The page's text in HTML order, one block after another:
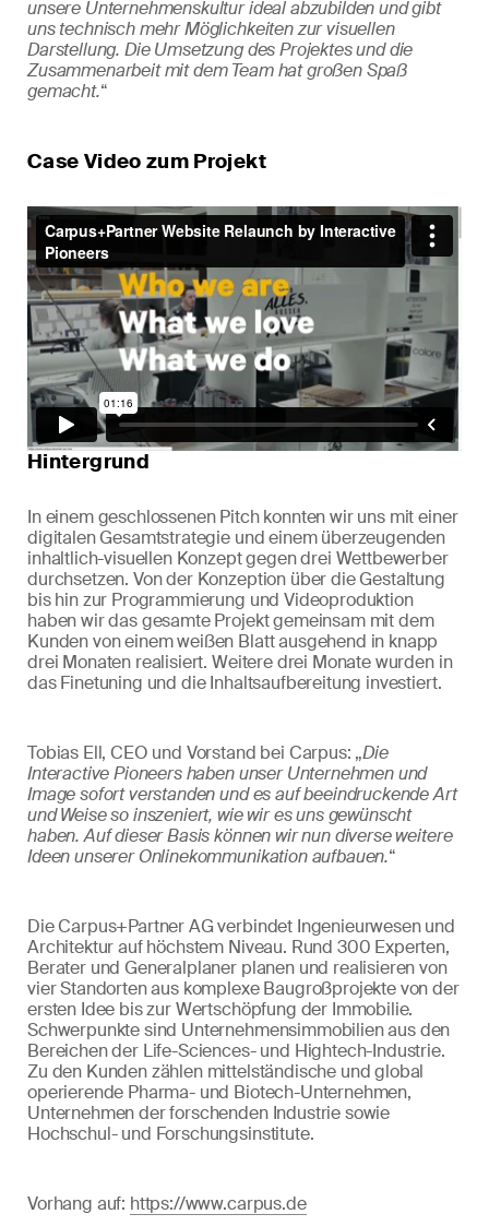
unsere Unternehmenskultur ideal abzubilden und gibt
uns technisch mehr Möglichkeiten zur visuellen
Darstellung. Die Umsetzung des Projektes und die
Zusammenarbeit mit dem Team hat großen Spaß
gemacht.“
Case Video zum Projekt
Hintergrund
In einem geschlossenen Pitch konnten wir uns mit einer
digitalen Gesamtstrategie und einem überzeugenden
inhaltlich-visuellen Konzept gegen drei Wettbewerber
durchsetzen. Von der Konzeption über die Gestaltung
bis hin zur Programmierung und Videoproduktion
haben wir das gesamte Projekt gemeinsam mit dem
Kunden von einem weißen Blatt ausgehend in knapp
drei Monaten realisiert. Weitere drei Monate wurden in
das Finetuning und die Inhaltsaufbereitung investiert.
Tobias Ell, CEO und Vorstand bei Carpus: „Die
Interactive Pioneers haben unser Unternehmen und
Image sofort verstanden und es auf beeindruckende Art
und Weise so inszeniert, wie wir es uns gewünscht
haben. Auf dieser Basis können wir nun diverse weitere
Ideen unserer Onlinekommunikation aufbauen.“
Die Carpus+Partner AG verbindet Ingenieurwesen und
Architektur auf höchstem Niveau. Rund 300 Experten,
Berater und Generalplaner planen und realisieren von
vier Standorten aus komplexe Baugroßprojekte von der
ersten Idee bis zur Wertschöpfung der Immobilie.
Schwerpunkte sind Unternehmensimmobilien aus den
Bereichen der Life-Sciences- und Hightech-Industrie.
Zu den Kunden zählen mittelständische und global
operierende Pharma- und Biotech-Unternehmen,
Unternehmen der forschenden Industrie sowie
Hochschul- und Forschungsinstitute.
Vorhang auf: https://www.carpus.de